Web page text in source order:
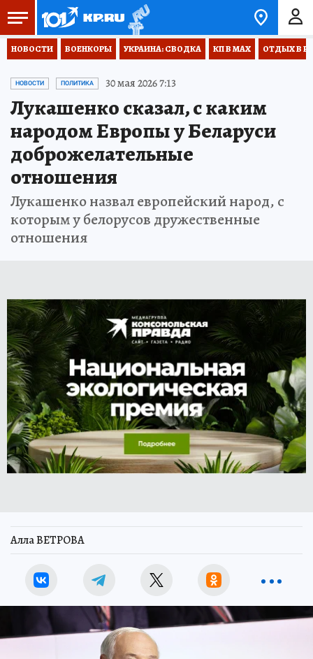
НОВОСТИ ВОЕНКОРЫ УКРАИНА: СВОДКА КП В МАХ ОТДЫХ В
НОВОСТИ ПОЛИТИКА 30 мая 2026 7:13
Лукашенко сказал, с каким
народом Европы у Беларуси
доброжелательные
отношения
Лукашенко назвал европейский народ, с
которым у белорусов дружественные
отношения
Алла ВЕТРОВА